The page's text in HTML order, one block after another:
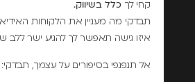
קחי לך כלל בשיווק.
תבדקי מה מעניין את הלקוחות
איזו גישה תאפשר לך להגיע ישר ללב
אל תנפנפי בסיפורים על עצמך, תבדקי: